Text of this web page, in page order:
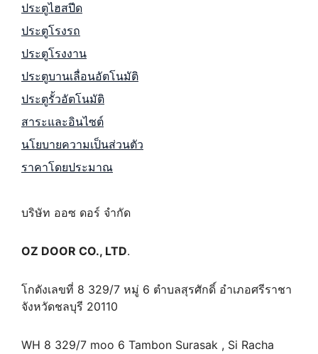
ประตูไฮสปีด
ประตูโรงรถ
ประตูโรงงาน
ประตูบานเลื่อนอัตโนมัติ
ประตูรั้วอัตโนมัติ
สาระและอินไซต์
นโยบายความเป็นส่วนตัว
ราคาโดยประมาณ
บริษัท ออซ ดอร์ จำกัด
OZ DOOR CO., LTD.
โกดังเลขที่ 8 329/7 หมู่ 6 ตำบลสุรศักดิ์ อำเภอศรีราชา
จังหวัดชลบุรี 20110
WH 8 329/7 moo 6 Tambon Surasak , Si Racha